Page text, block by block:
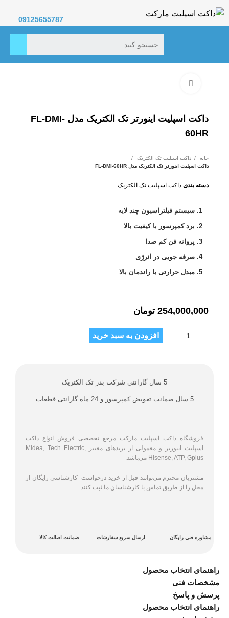
09125655787
داکت اسپلیت اینورتر تک الکتریک مدل FL-DMI-
60HR
خانه
داکت اسپلیت تک الکتریک
داکت اسپلیت اینورتر تک الکتریک مدل FL-DMI-60HR
دسته بندی داکت اسپلیت تک الکتریک
سیستم فیلتراسیون چند لایه
برد کمپرسور با کیفیت بالا
پروانه فن کم صدا
صرفه جویی در انرژی
مبدل حرارتی با راندمان بالا
254,000,000 تومان
افزودن به سبد خرید
5 سال گارانتی شرکت بدر تک الکتریک
5 سال ضمانت تعويض كمپرسور و 24 ماه گارانتی قطعات
فروشگاه داکت اسپلیت مارکت مرجع تخصصی فروش انواع داکت
اسپلیت اینورتر و معمولی از برندهای معتبر Midea, Tech Electric,
Hisense, ATP, Gplus می‌باشد.
مشتریان محترم می‌توانند قبل از خرید درخواست کارشناسی رایگان از
محل را از طریق تماس با کارشناسان ما ثبت کنند.
مشاوره فنی رایگان ارسال سریع سفارشات ضمانت اصالت کالا
راهنمای انتخاب محصول
مشخصات فنی
پرسش و پاسخ
راهنمای انتخاب محصول